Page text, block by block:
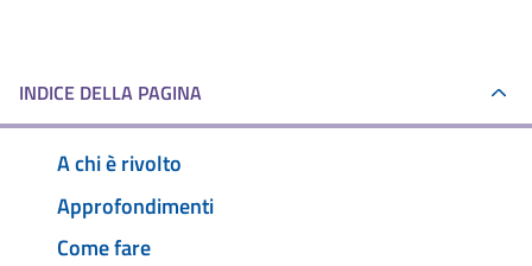
INDICE DELLA PAGINA
A chi è rivolto
Approfondimenti
Come fare